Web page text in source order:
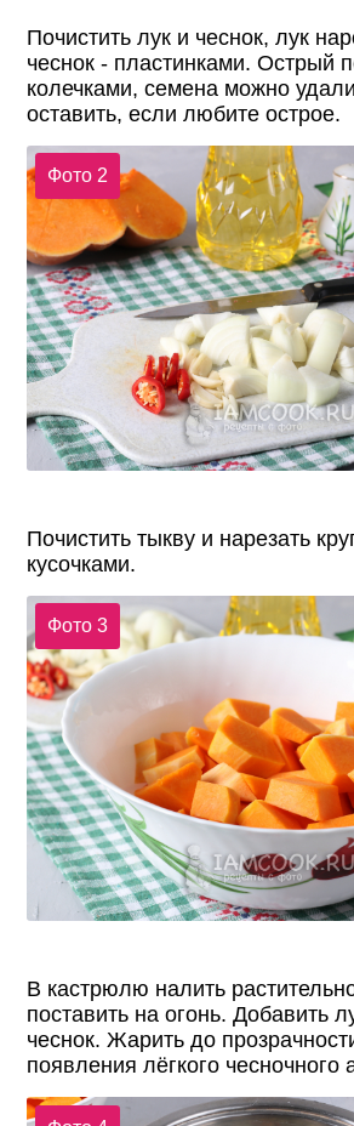
Почистить лук и чеснок, лук
чеснок - пластинками. Острый
колечками, семена можно
оставить, если любите острое.
Фото 2
Почистить тыкву и нарезать
кусочками.
Фото 3
В кастрюлю налить
поставить на огонь. Добавить
чеснок. Жарить до
появления лёгкого чесночного